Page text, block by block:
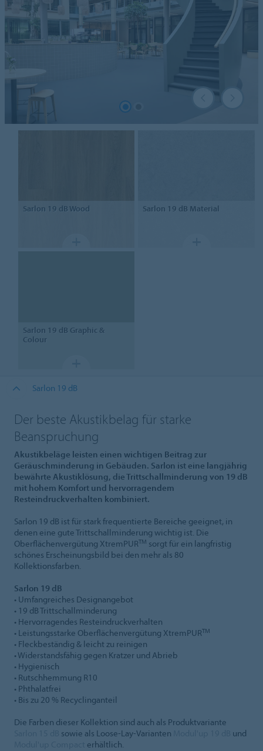
Sarlon 19 dB Wood Sarlon 19 dB Material
Sarlon 19 dB Graphic &
Colour
Sarlon 19 dB
Der beste Akustikbelag für starke
Beanspruchung
Akustikbeläge leisten einen wichtigen Beitrag zur
Geräuschminderung in Gebäuden. Sarlon ist eine langjährig
bewährte Akustiklösung, die Trittschallminderung von 19 dB
mit hohem Komfort und hervorragendem
Resteindruckverhalten kombiniert.
Sarlon 19 dB ist für stark frequentierte Bereiche geeignet, in
denen eine gute Trittschallminderung wichtig ist. Die
Oberflächenvergütung XtremPURTM sorgt für ein langfristig
schönes Erscheinungsbild bei den mehr als 80
Kollektionsfarben.
Sarlon 19 dB
• Umfangreiches Designangebot
• 19 dB Trittschallminderung
• Hervorragendes Resteindruckverhalten
• Leistungsstarke Oberflächenvergütung XtremPURTM
• Fleckbeständig & leicht zu reinigen
• Widerstandsfähig gegen Kratzer und Abrieb
• Hygienisch
• Rutschhemmung R10
• Phthalatfrei
• Bis zu 20 % Recyclinganteil
Die Farben dieser Kollektion sind auch als Produktvariante
sowie als Loose-Lay-Varianten
und
erhältlich.